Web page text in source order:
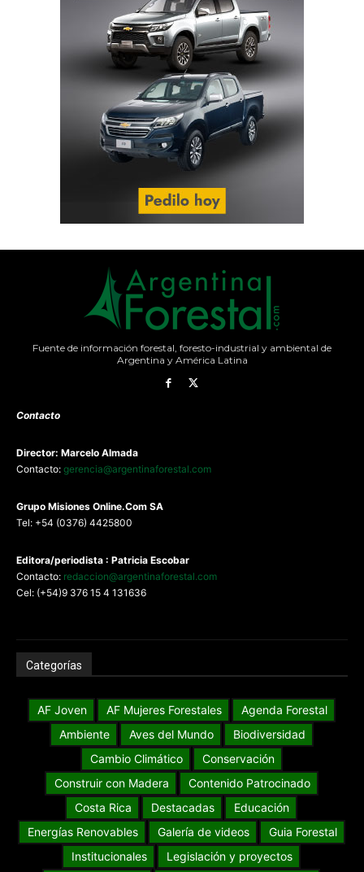
Fuente de información forestal, foresto-industrial y ambiental de
Argentina y América Latina
Contacto
Director: Marcelo Almada
Contacto: gerencia@argentinaforestal.com
Grupo Misiones Online.Com SA
Tel: +54 (0376) 4425800
Editora/periodista : Patricia Escobar
Contacto: redaccion@argentinaforestal.com
Cel: (+54)9 376 15 4 131636
Categorías
AF Joven AF Mujeres Forestales
Agenda Forestal
Ambiente
Aves del Mundo
Biodiversidad
Cambio Climático
Conservación
Construir con Madera
Contenido Patrocinado
Costa Rica
Destacadas
Educación
Energías Renovables
Galería de videos
Guia Forestal
Institucionales
Legislación y proyectos